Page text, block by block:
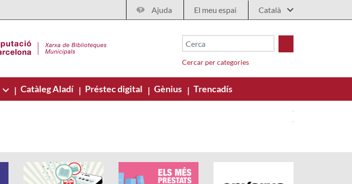
Ajuda El meu espai
Cercar per categories
| Catàleg Aladí | Préstec digital | Gènius | Trencadís